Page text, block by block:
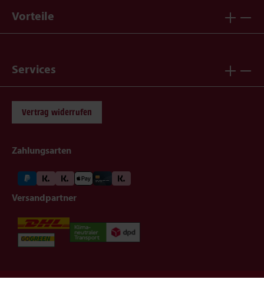
Vorteile
Services
Vertrag widerrufen
Zahlungsarten
Versandpartner